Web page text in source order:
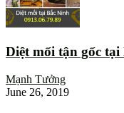
Diệt mối tận gốc tại
Mạnh Tưởng
June 26, 2019